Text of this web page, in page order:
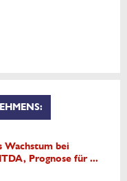
Wachstum bei
Prognose für ...